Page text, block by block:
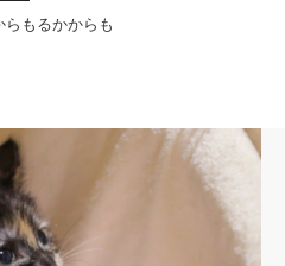
らもるかからも